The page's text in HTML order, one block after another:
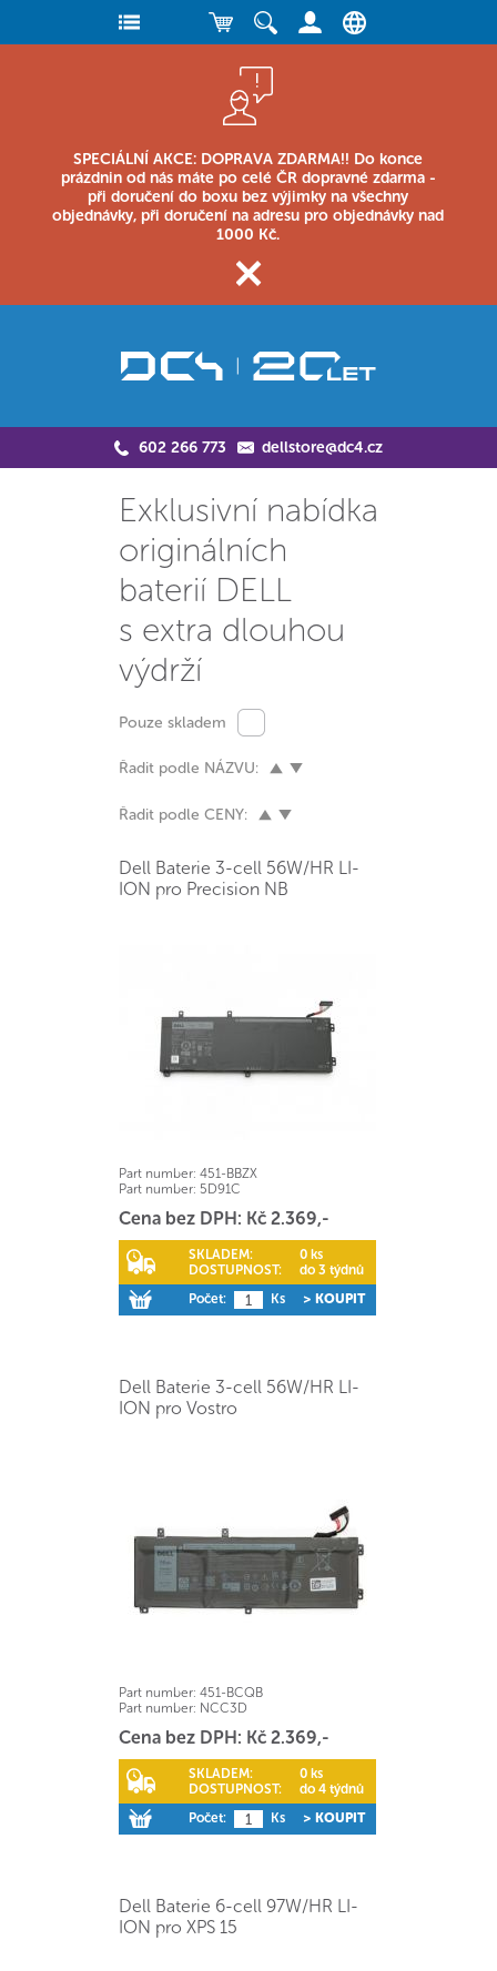
SPECIÁLNÍ AKCE: DOPRAVA ZDARMA!! Do konce
prázdnin od nás máte po celé ČR dopravné zdarma -
při doručení do boxu bez výjimky na všechny
objednávky, při doručení na adresu pro objednávky nad
1000 Kč.
602 266 773 dellstore@dc4.cz
Exklusivní nabídka
originálních
baterií DELL
s extra dlouhou
výdrží
Pouze skladem
Řadit podle NÁZVU:
Řadit podle CENY:
Dell Baterie 3-cell 56W/HR LI-
ION pro Precision NB
Part number: 451-BBZX
Part number: 5D91C
Cena bez DPH: Kč 2.369,-
SKLADEM:
0 ks
DOSTUPNOST:
do 3 týdnů
Počet:
Ks > KOUPIT
Dell Baterie 3-cell 56W/HR LI-
ION pro Vostro
Part number: 451-BCQB
Part number: NCC3D
Cena bez DPH: Kč 2.369,-
SKLADEM:
0 ks
DOSTUPNOST:
do 4 týdnů
Počet:
Ks > KOUPIT
Dell Baterie 6-cell 97W/HR LI-
ION pro XPS 15